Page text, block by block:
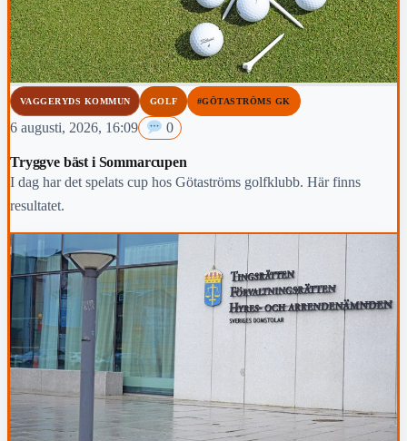
VAGGERYDS KOMMUN GOLF #GÖTASTRÖMS GK
6 augusti, 2026, 16:09 0
Tryggve bäst i Sommarcupen
I dag har det spelats cup hos Götaströms golfklubb. Här finns
resultatet.